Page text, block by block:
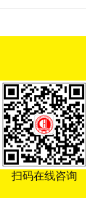
扫码在线咨询